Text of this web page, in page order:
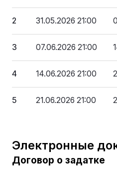
2 31.05.2026 21:00
3 07.06.2026 21:00
4 14.06.2026 21:00
5 21.06.2026 21:00
Электронные
Договор о задатке